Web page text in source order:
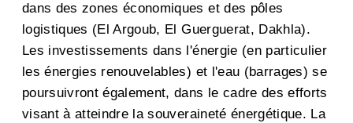
dans des zones économiques et des pôles
logistiques (El Argoub, El Guerguerat, Dakhla).
Les investissements dans l'énergie (en particulier
les énergies renouvelables) et l'eau (barrages) se
poursuivront également, dans le cadre des efforts
visant à atteindre la souveraineté énergétique. La